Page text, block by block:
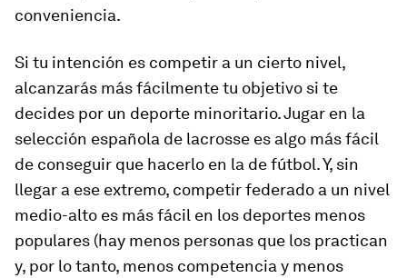
conveniencia.
Si tu intención es competir a un cierto nivel,
alcanzarás más fácilmente tu objetivo si te
decides por un deporte minoritario. Jugar en la
selección española de lacrosse es algo más fácil
de conseguir que hacerlo en la de fútbol. Y, sin
llegar a ese extremo, competir federado a un nivel
medio-alto es más fácil en los deportes menos
populares (hay menos personas que los practican
y, por lo tanto, menos competencia y menos